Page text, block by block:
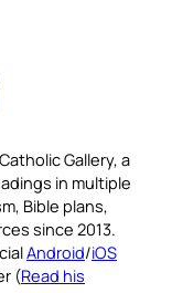
Gallery, a
in multiple
Bible plans,
since 2013.
Android/iOS
(Read his